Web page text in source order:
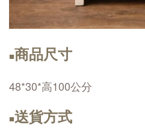
■商品尺寸
48*30*高100公分
■送貨方式